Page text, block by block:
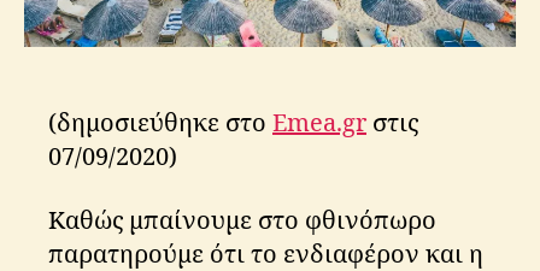
(δημοσιεύθηκε στο Emea.gr στις
07/09/2020)
Καθώς μπαίνουμε στο φθινόπωρο
παρατηρούμε ότι το ενδιαφέρον και η